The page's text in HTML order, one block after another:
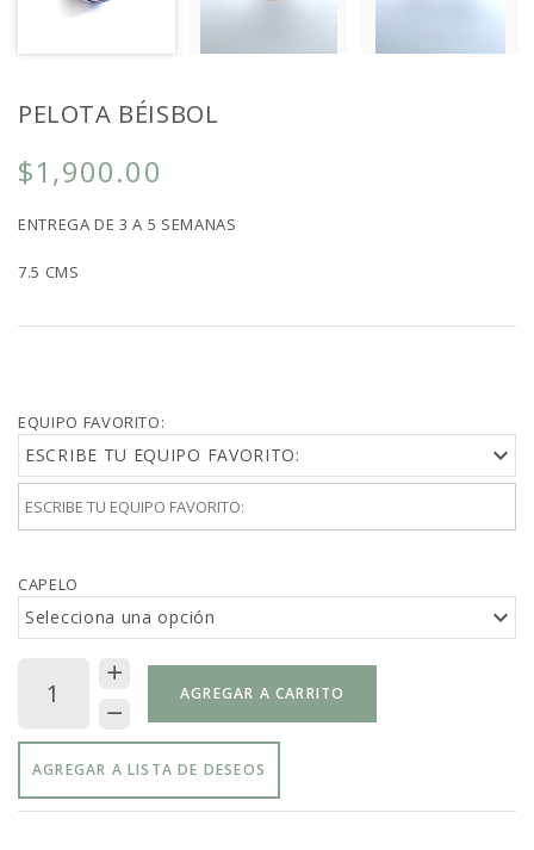
PELOTA BÉISBOL
$1,900.00
ENTREGA DE 3 A 5 SEMANAS
7.5 CMS
EQUIPO FAVORITO:
ESCRIBE TU EQUIPO FAVORITO:
CAPELO
Selecciona una opción
AGREGAR A CARRITO
AGREGAR A LISTA DE DESEOS